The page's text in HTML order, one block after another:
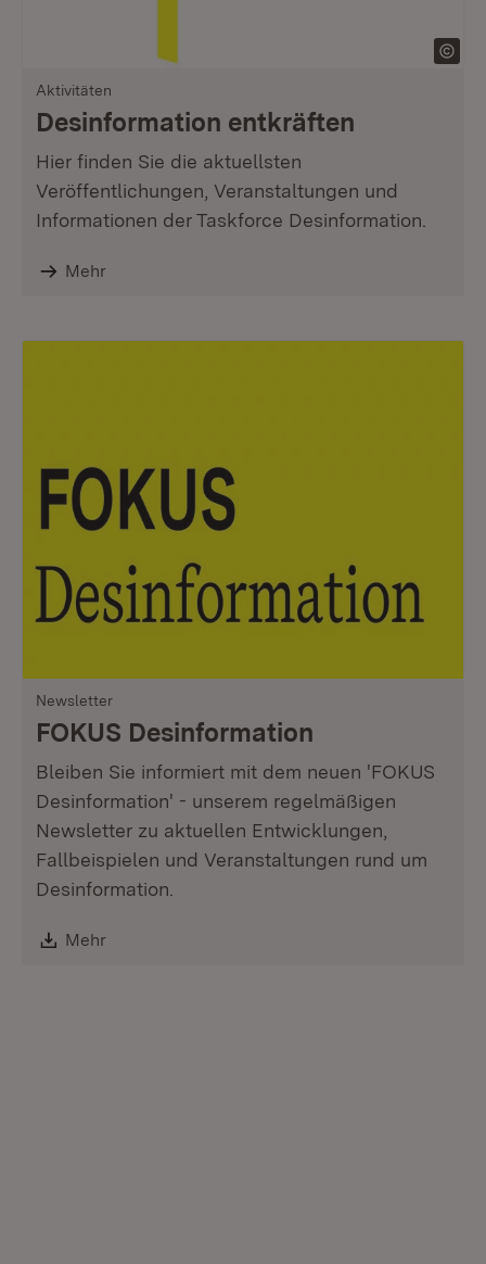
Aktivitäten
Desinformation entkräften
Hier finden Sie die aktuellsten
Veröffentlichungen, Veranstaltungen und
Informationen der Taskforce Desinformation.
Mehr
Newsletter
FOKUS Desinformation
Bleiben Sie informiert mit dem neuen 'FOKUS
Desinformation' - unserem regelmäßigen
Newsletter zu aktuellen Entwicklungen,
Fallbeispielen und Veranstaltungen rund um
Desinformation.
Download:
Mehr(Öffnet in neuem Fenster)